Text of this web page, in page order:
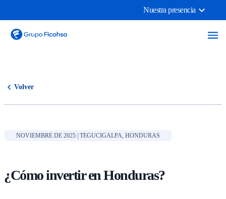
Nuestra presencia
Volver
NOVIEMBRE DE 2025 | TEGUCIGALPA, HONDURAS
¿Cómo invertir en Honduras?